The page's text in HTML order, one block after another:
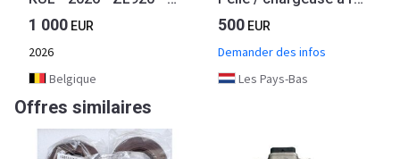
1 000 EUR
2026
Belgique
500 EUR
Demander des infos
Les Pays-Bas
Offres similaires